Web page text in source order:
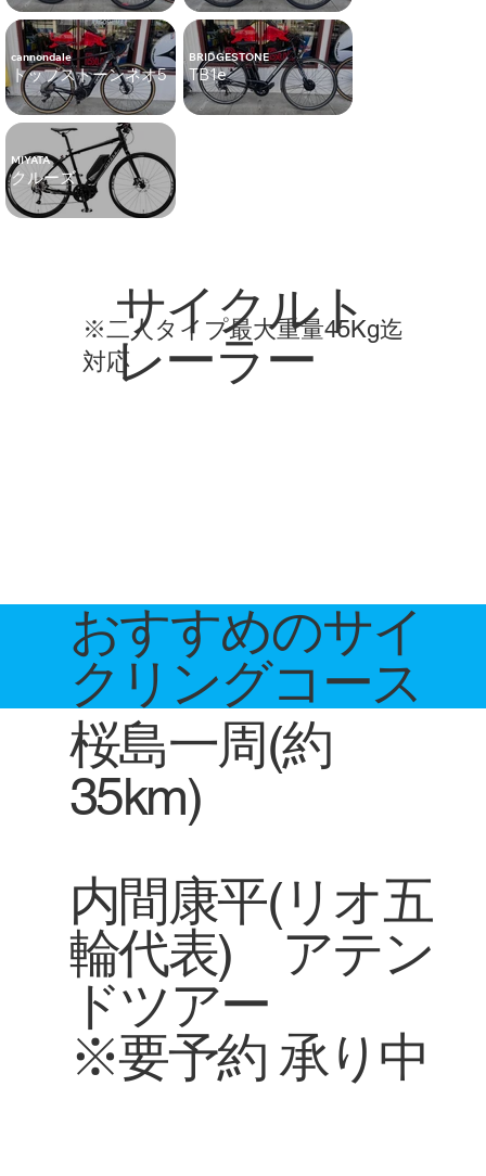
cannondale
トップストーンネオ5
BRIDGESTONE
TB1e
MIYATA
クルーズ
サイクルト
レーラー
※二人タイプ最大重量45Kg迄
対応
おすすめのサイ
クリングコース
桜島一周(約
35km)
内間康平(リオ五
輪代表) アテン
ドツアー
※要予約 承り中